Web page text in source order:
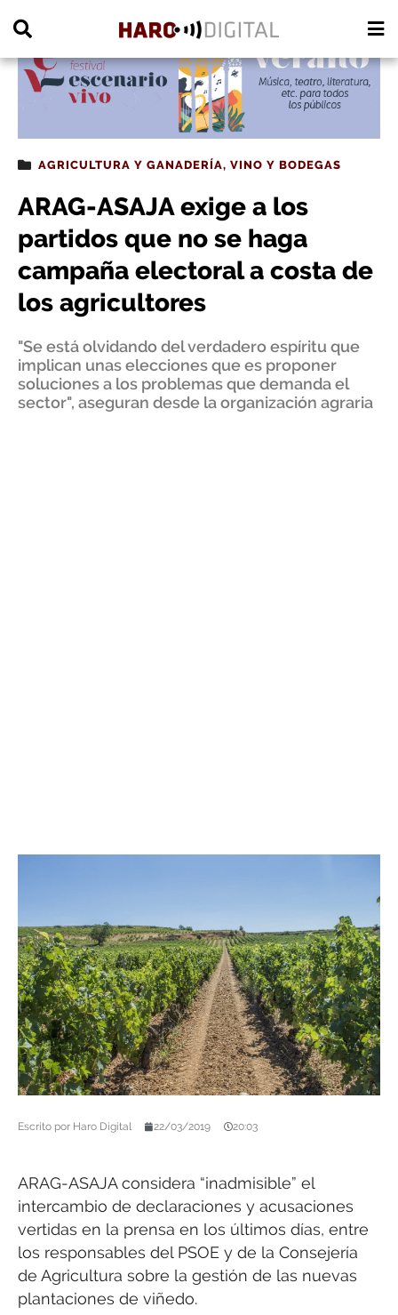
AGRICULTURA Y GANADERÍA, VINO Y BODEGAS
ARAG-ASAJA exige a los
partidos que no se haga
campaña electoral a costa de
los agricultores
"Se está olvidando del verdadero espíritu que
implican unas elecciones que es proponer
soluciones a los problemas que demanda el
sector", aseguran desde la organización agraria
Escrito por Haro Digital 22/03/2019 20:03
ARAG-ASAJA considera “inadmisible” el
intercambio de declaraciones y acusaciones
vertidas en la prensa en los últimos días, entre
los responsables del PSOE y de la Consejería
de Agricultura sobre la gestión de las nuevas
plantaciones de viñedo.